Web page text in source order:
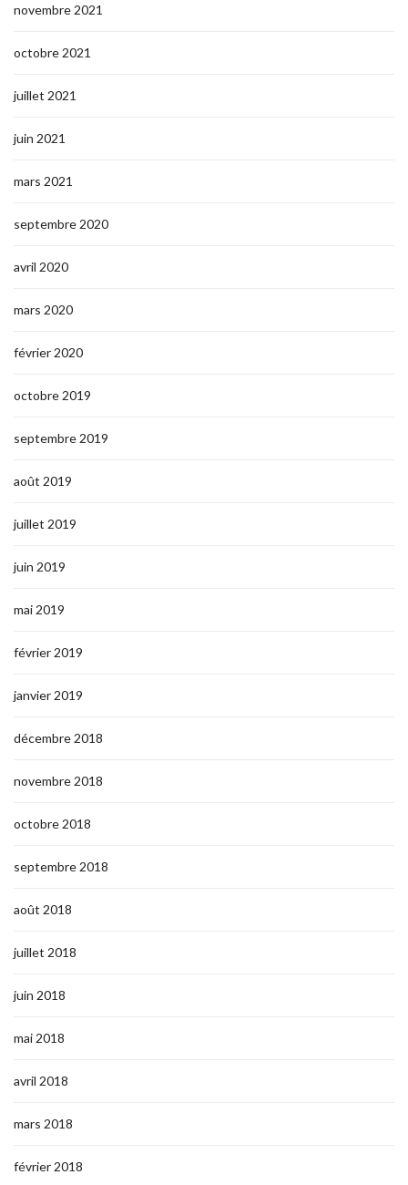
novembre 2021
octobre 2021
juillet 2021
juin 2021
mars 2021
septembre 2020
avril 2020
mars 2020
février 2020
octobre 2019
septembre 2019
août 2019
juillet 2019
juin 2019
mai 2019
février 2019
janvier 2019
décembre 2018
novembre 2018
octobre 2018
septembre 2018
août 2018
juillet 2018
juin 2018
mai 2018
avril 2018
mars 2018
février 2018